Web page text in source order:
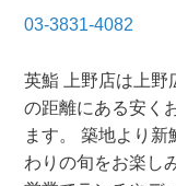
03-3831-4082
英鮨 上野店は上野
の距離にある安く
ます。 築地より
わりの旬をお楽し